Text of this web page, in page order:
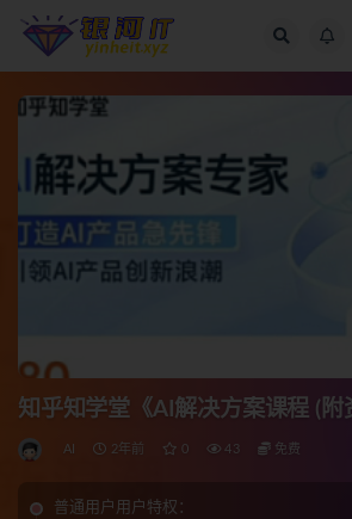
知乎知学堂《AI解决方案课程 (附
AI 2年前 0 43 免费
普通用户用户特权：